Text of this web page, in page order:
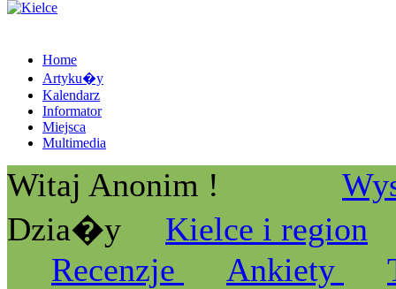
Home
Artyku�y
Kalendarz
Informator
Miejsca
Multimedia
Witaj Anonim !
Dzia�y
Kielce i region
Recenzje
Ankiety